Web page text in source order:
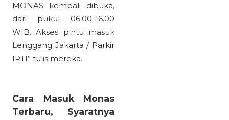
MONAS kembali dibuka,
dari pukul 06.00-16.00
WIB. Akses pintu masuk
Lenggang Jakarta / Parkir
IRTI” tulis mereka.
Cara Masuk Monas
Terbaru, Syaratnya